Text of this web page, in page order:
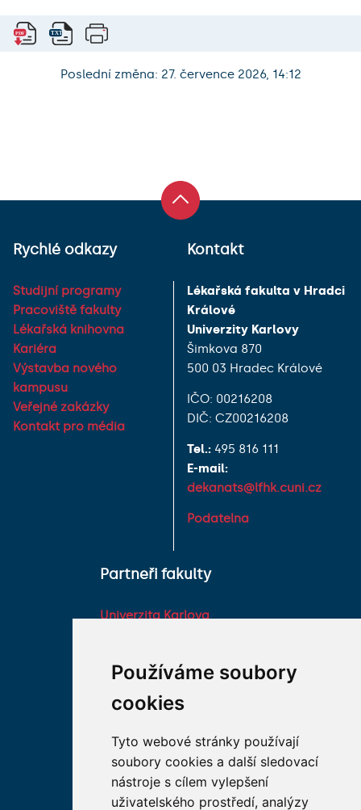
Používáme soubory
cookies
Tyto webové stránky používají
soubory cookies a další sledovací
nástroje s cílem vylepšení
uživatelského prostředí, analýzy
Poslední změna: 27. července 2026, 14:12
Rychlé odkazy
Studijní programy
Pracoviště fakulty
Lékařská knihovna
Kariéra
Výstavba nového
kampusu
Veřejné zakázky
Kontakt pro média
Kontakt
Lékařská fakulta v Hradci
Králové
Univerzity Karlovy
Šimkova 870
500 03 Hradec Králové
IČO: 00216208
DIČ: CZ00216208
Tel.: 495 816 111
E-mail:
dekanats@lfhk.cuni.cz
Podatelna
Partneři fakulty
Univerzita Karlova
Farmaceutická fakulta v
Hradci Králové Univerzity
Karlovy
Univerzity Obrany
Studentské spolky na LF